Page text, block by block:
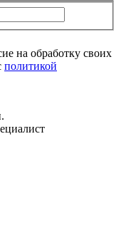
на обработку своих
политикой